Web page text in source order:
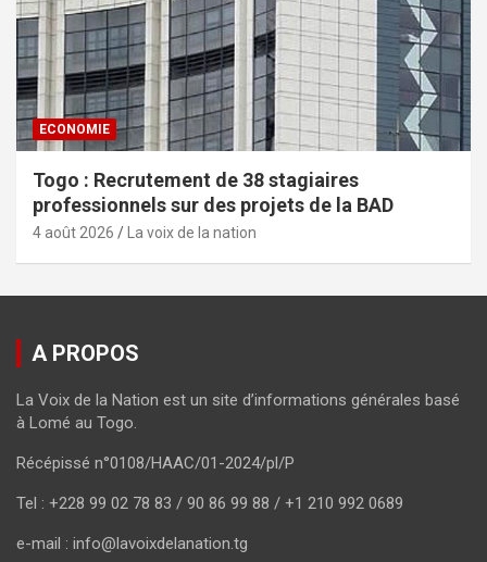
ECONOMIE
Togo : Recrutement de 38 stagiaires
professionnels sur des projets de la BAD
4 août 2026 La voix de la nation
A PROPOS
La Voix de la Nation est un site d’informations générales basé
à Lomé au Togo.
Récépissé n°0108/HAAC/01-2024/pl/P
Tel : +228 99 02 78 83 / 90 86 99 88 / +1 210 992 0689
e-mail : info@lavoixdelanation.tg